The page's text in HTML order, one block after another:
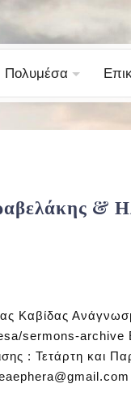
Πολυμέσα
&
Καβίδας
sermons-archive
: Τετάρτη και